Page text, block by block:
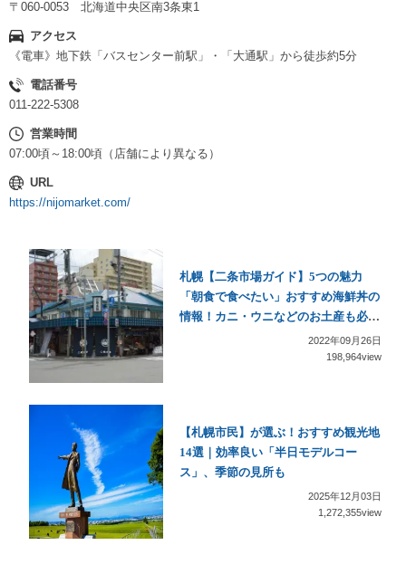
〒060-0053 北海道中央区南3条東1
アクセス
《電車》地下鉄「バスセンター前駅」・「大通駅」から徒歩約5分
電話番号
011-222-5308
営業時間
07:00頃～18:00頃（店舗により異なる）
URL
https://nijomarket.com/
札幌【二条市場ガイド】5つの魅力
「朝食で食べたい」おすすめ海鮮丼の
情報！カニ・ウニなどのお土産も必
2022年09月26日
198,964view
【札幌市民】が選ぶ！おすすめ観光地
14選｜効率良い「半日モデルコー
ス」、季節の見所も
2025年12月03日
1,272,355view